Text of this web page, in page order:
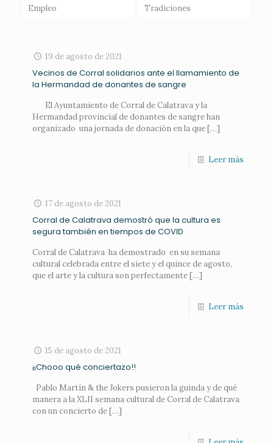
Empleo Tradiciones
19 de agosto de 2021
Vecinos de Corral solidarios ante el llamamiento de
la Hermandad de donantes de sangre
El Ayuntamiento de Corral de Calatrava y la
Hermandad provincial de donantes de sangre han
organizado una jornada de donación en la que[…]
Leer más
17 de agosto de 2021
Corral de Calatrava demostró que la cultura es
segura también en tiempos de COVID
Corral de Calatrava ha demostrado en su semana
cultural celebrada entre el siete y el quince de agosto,
que el arte y la cultura son perfectamente[…]
Leer más
15 de agosto de 2021
¡¡Chooo qué conciertazo!!
Pablo Martín & the Jokers pusieron la guinda y de qué
manera a la XLII semana cultural de Corral de Calatrava
con un concierto de[…]